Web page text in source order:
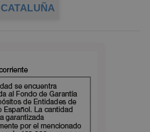
CATALUÑA